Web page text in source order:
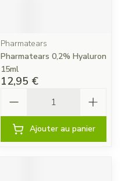
Pharmatears
Pharmatears 0,2% Hyaluron
15ml
12,95 €
Ajouter au panier